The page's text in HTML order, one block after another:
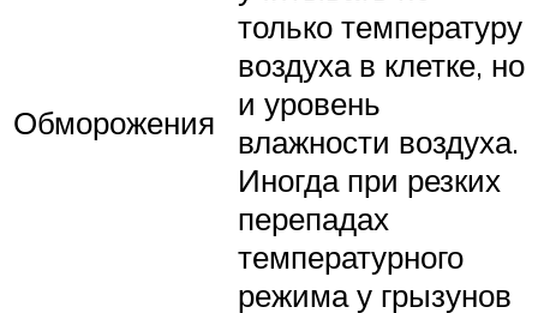
Обморожения
только температуру
воздуха в клетке, но
и уровень
влажности воздуха.
Иногда при резких
перепадах
температурного
режима у грызунов